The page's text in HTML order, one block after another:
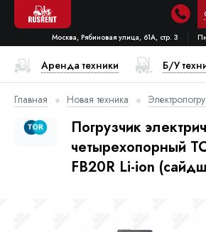
Москва, Рябиновая улица, 61А, стр. 3
Аренда техники Б/У
Главная Новая техника
Погрузчик
четырехопорный
FB20R Li-ion